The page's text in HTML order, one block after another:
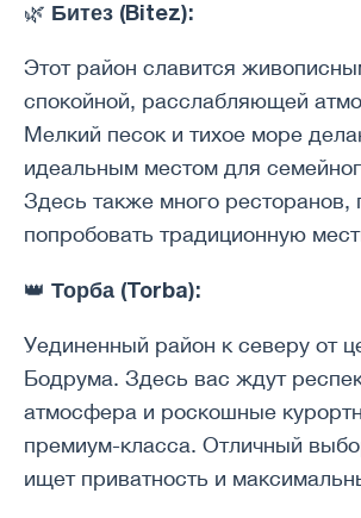
🌿 Битез (Bitez):
Этот район славится
спокойной, расслабляющей
Мелкий песок и тихое море
идеальным местом для
Здесь также много ресторанов,
попробовать традиционную
👑 Торба (Torba):
Уединенный район к северу от
Бодрума. Здесь вас ждут
атмосфера и роскошные
премиум-класса. Отличный
ищет приватность и